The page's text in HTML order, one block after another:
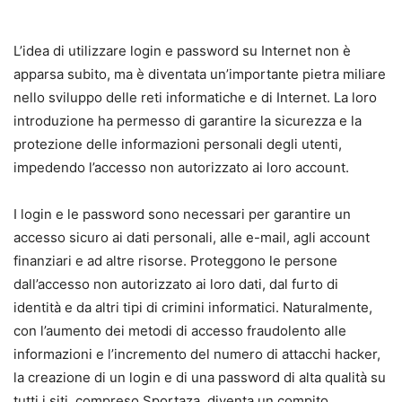
L’idea di utilizzare login e password su Internet non è
apparsa subito, ma è diventata un’importante pietra miliare
nello sviluppo delle reti informatiche e di Internet. La loro
introduzione ha permesso di garantire la sicurezza e la
protezione delle informazioni personali degli utenti,
impedendo l’accesso non autorizzato ai loro account.
I login e le password sono necessari per garantire un
accesso sicuro ai dati personali, alle e-mail, agli account
finanziari e ad altre risorse. Proteggono le persone
dall’accesso non autorizzato ai loro dati, dal furto di
identità e da altri tipi di crimini informatici. Naturalmente,
con l’aumento dei metodi di accesso fraudolento alle
informazioni e l’incremento del numero di attacchi hacker,
la creazione di un login e di una password di alta qualità su